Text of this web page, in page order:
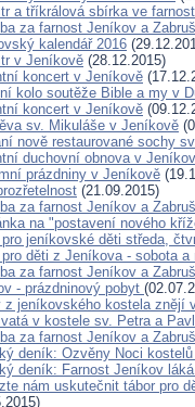
a tříkrálová sbírka ve
za farnost Jeníkov a
kalendář 2016
v Jeníkově (28.12.2015)
koncert v Jeníkově
kolo soutěže Bible a my v
koncert v Jeníkově
sv. Mikuláše v Jeníkově
nově restaurované sochy
duchovní obnova v
prázdniny v Jeníkově
(21.09.2015)
za farnost Jeníkov a
na "postavení nového
pro jeníkovské děti středa,
děti z Jeníkova - sobota a
za farnost Jeníkov a
- prázdninový pobyt
z jeníkovského kostela znějí
v kostele sv. Petra a
za farnost Jeníkov a
deník: Ozvěny Noci
deník: Farnost Jeníkov
nám uskutečnit tábor pro